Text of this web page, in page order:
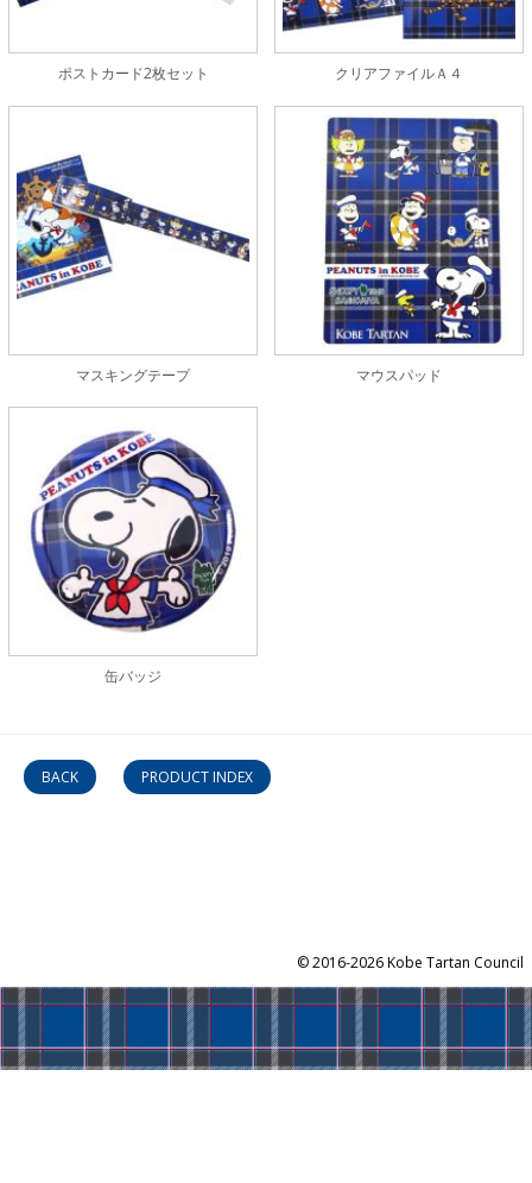
ポストカード2枚セット クリアファイルＡ４
マスキングテープ マウスパッド
缶バッジ
BACK PRODUCT INDEX
©2016-2026 Kobe Tartan Council